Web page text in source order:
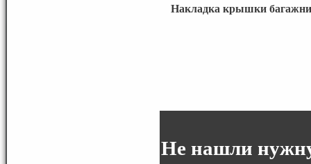
Накладка крышки
Не нашли